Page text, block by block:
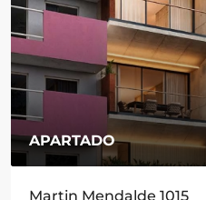
APARTADO
Martin Mendalde 1015